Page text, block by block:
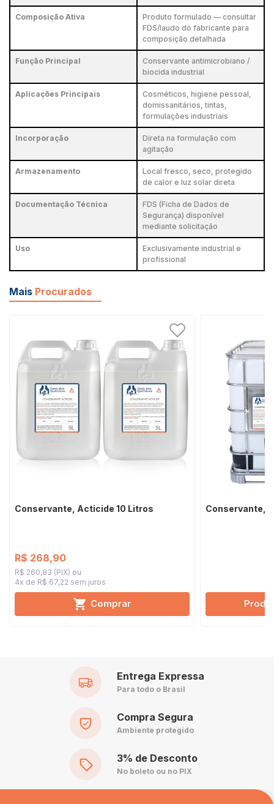
Composição Ativa
Produto formulado — consultar
FDS/laudo do fabricante para
composição detalhada
Função Principal
Conservante antimicrobiano /
biocida industrial
Aplicações Principais
Cosméticos, higiene pessoal,
domissanitários, tintas,
formulações industriais
Incorporação
Direta na formulação com
agitação
Armazenamento
Local fresco, seco, protegido
de calor e luz solar direta
Documentação Técnica
FDS (Ficha de Dados de
Segurança) disponível
mediante solicitação
Uso
Exclusivamente industrial e
profissional
Mais Procurados
Conservante, Acticide 10 Litros
R$ 268,90
R$ 260,83 (PIX)
4x de R$ 67,22 sem juros
Comprar
Conservante,
Entrega Expressa
Para todo o Brasil
Compra Segura
Ambiente protegido
3% de Desconto
No boleto ou no PIX